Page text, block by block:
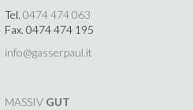
Tel. 0474 474 063
Fax. 0474 474 195
info@gasserpaul.it
MASSIV GUT